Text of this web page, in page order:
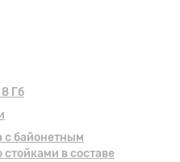
Гб
с байонетным
в составе